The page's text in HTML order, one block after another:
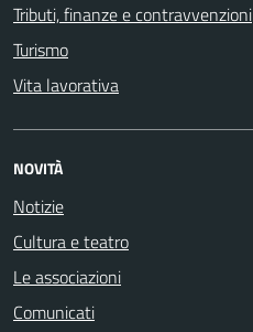
Tributi, finanze e contravvenzioni
Turismo
Vita lavorativa
NOVITÀ
Notizie
Cultura e teatro
Le associazioni
Comunicati